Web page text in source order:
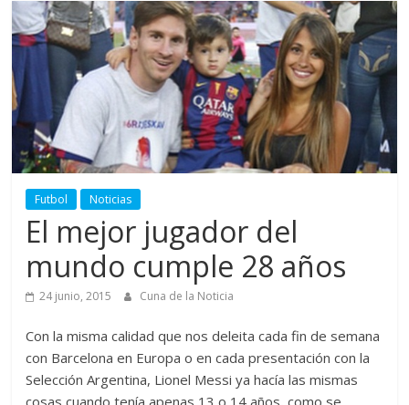
Futbol Noticias
El mejor jugador del
mundo cumple 28 años
24 junio, 2015 Cuna de la Noticia
Con la misma calidad que nos deleita cada fin de semana
con Barcelona en Europa o en cada presentación con la
Selección Argentina, Lionel Messi ya hacía las mismas